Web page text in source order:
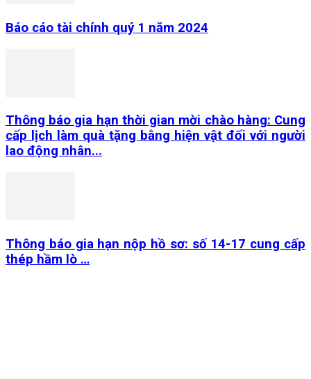
Báo cáo tài chính quý 1 năm 2024
Thông báo gia hạn thời gian mời chào hàng: Cung
cấp lịch làm quà tặng bằng hiện vật đối với người
lao động nhân...
Thông báo gia hạn nộp hồ sơ: số 14-17 cung cấp
thép hầm lò …